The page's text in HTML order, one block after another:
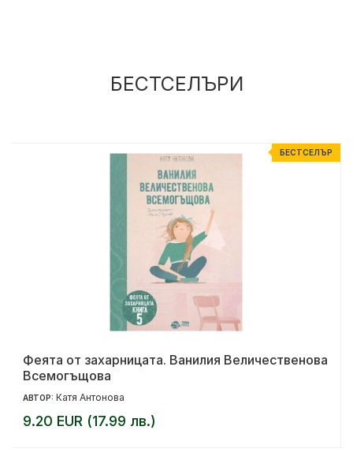
БЕСТСЕЛЪРИ
БЕСТСЕЛЪР
Феята от захарницата. Ванилия Величественова
Всемогъщова
АВТОР: Катя Антонова
9.20 EUR (17.99 лв.)